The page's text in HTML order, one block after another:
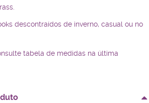
descontraídos de inverno, casual ou no
tabela de medidas na última